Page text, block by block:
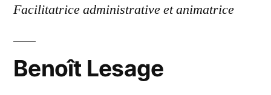
Facilitatrice administrative et animatrice
Benoît Lesage